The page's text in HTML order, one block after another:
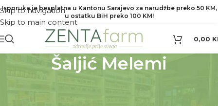
Skip to navigation
Skip to main content
Isporuka je besplatna u Kantonu Sarajevo za narudžbe preko 50 KM,
u ostatku BiH preko 100 KM!
0,00
Šaljić Melemi